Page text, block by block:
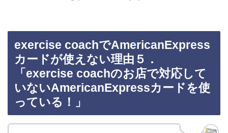
exercise coachでAmericanExpress
カードが使えない理由５．
「exercise coachのお店で対応して
いないAmericanExpressカードを使
っている！」